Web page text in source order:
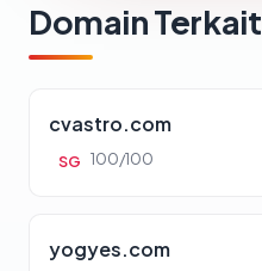
Domain Terkait
cvastro.com
SG 100/100
yogyes.com